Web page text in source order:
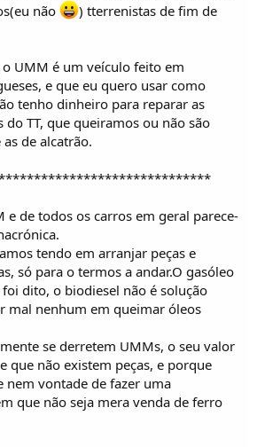
não
) tterrenistas de fim de
UMM é um veículo feito em
e que eu quero usar como
tenho dinheiro para reparar as
do TT, que queiramos ou não são
de alcatrão.
e de todos os carros em geral parece-
tendo em arranjar peças e
só para o termos a andar.O gasóleo
dito, o biodiesel não é solução
mal nenhum em queimar óleos
se derretem UMMs, o seu valor
que não existem peças, e porque
nem vontade de fazer uma
que não seja mera venda de ferro